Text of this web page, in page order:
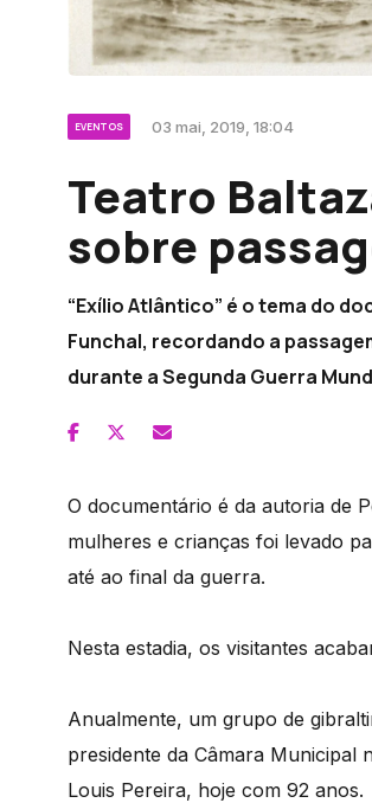
EVENTOS 03 mai, 2019, 18:04
Teatro
sobre
“Exílio Atlântico” é o tema do
Funchal, recordando a
durante a Segunda Guerra
O documentário é da autoria de
mulheres e crianças foi levado
até ao final da guerra.
Nesta estadia, os visitantes
Anualmente, um grupo de
presidente da Câmara Municipal
Louis Pereira, hoje com 92 anos.